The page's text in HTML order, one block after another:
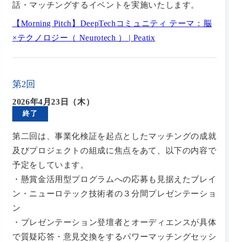
話・マッチングするイベントを実施いたします。
【Morning Pitch】DeepTechコミュニティ テーマ：脳
×テクノロジー（ Neurotech ） | Peatix
第2回
2026年4月23日（木）
終了
第二回は、事業化検証を起点としたマッチングの成就
及びプロジェクトの組成に焦点をあて、以下の内容で
予定をしています。
・懸賞金活用型プログラムへの応募も見据えたブレイ
ン・ニューロテック技術者の３分間プレゼンテーショ
ン
・プレゼンテーション登壇者とオーディエンスが具体
で質疑応答・意見交換をするパワーマッチングセッシ